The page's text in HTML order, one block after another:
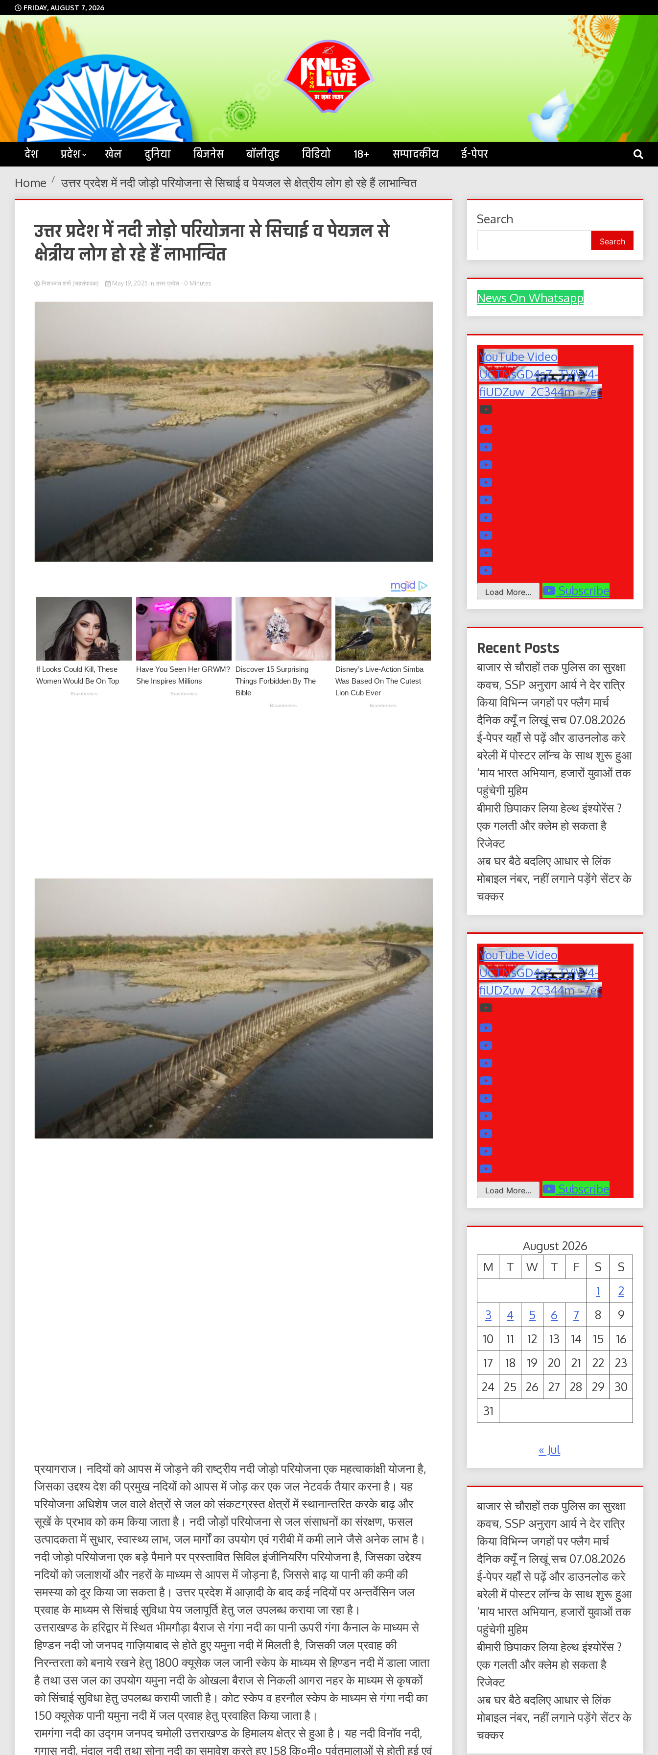
Skip
to
content
FRIDAY, AUGUST 7, 2026
KNLS LIVE
देश प्रदेश खेल दुनिया बिजनेस बॉलीवुड विडियो 18+ सम्पादकीय ई-पेपर
Home उत्तर प्रदेश में नदी जोड़ो परियोजना से सिचाई व पेयजल से क्षेत्रीय लोग हो रहे हैं लाभान्वित
उत्तर प्रदेश में नदी जोड़ो परियोजना से सिचाई व पेयजल से
क्षेत्रीय लोग हो रहे हैं लाभान्वित
निशाकांत शर्मा (सहसंपादक) May 19, 2025 in उत्तर प्रदेश - 0 Minutes
प्रयागराज। नदियों को आपस में जोड़ने की राष्ट्रीय नदी जोड़ो परियोजना एक महत्वाकांक्षी योजना है,
जिसका उद्दश्य देश की प्रमुख नदियों को आपस में जोड़ कर एक जल नेटवर्क तैयार करना है। यह
परियोजना अधिशेष जल वाले क्षेत्रों से जल को संकटग्रस्त क्षेत्रों में स्थानान्तरित करके बाढ़ और
सूखें के प्रभाव को कम किया जाता है। नदी जोेेड़ों परियोजना से जल संसाधनों का संरक्षण, फसल
उत्पादकता में सुधार, स्वास्थ्य लाभ, जल मार्गों का उपयोग एवं गरीबी में कमी लाने जैसे अनेक लाभ है।
नदी जोड़ो परियोजना एक बड़े पैमाने पर प्रस्तावित सिविल इंजीनियरिंग परियोजना है, जिसका उद्देश्य
नदियों को जलाशयों और नहरों के माध्यम से आपस में जोड़ना है, जिससे बाढ़ या पानी की कमी की
समस्या को दूर किया जा सकता है। उत्तर प्रदेश में आज़ादी के बाद कई नदियों पर अन्तर्वेसिन जल
प्रवाह के माध्यम से सिंचाई सुविधा पेय जलापूर्ति हेतु जल उपलब्ध कराया जा रहा है।
उत्तराखण्ड के हरिद्वार में स्थित भीमगौड़ा बैराज से गंगा नदी का पानी ऊपरी गंगा कैनाल के माध्यम से
हिण्डन नदी जो जनपद गाज़ियाबाद से होते हुए यमुना नदी में मिलती है, जिसकी जल प्रवाह की
निरन्तरता को बनाये रखने हेतु 1800 क्यूसेक जल जानी स्केप के माध्यम से हिण्डन नदी में डाला जाता
है तथा उस जल का उपयोग यमुना नदी के ओखला बैराज से निकली आगरा नहर के माध्यम से कृषकों
को सिंचाई सुविधा हेतु उपलब्ध करायी जाती है। कोट स्केप व हरनौल स्केप के माध्यम से गंगा नदी का
150 क्यूसेक पानी यमुना नदी में जल प्रवाह हेतु प्रवाहित किया जाता है।
रामगंगा नदी का उद्गम जनपद चमोली उत्तराखण्ड के हिमालय क्षेत्र से हुआ है। यह नदी विनॉव नदी,
गगास नदी, मंदाल नदी तथा सोना नदी का समावेश करते हुए 158 कि०मी० पर्वतमालाओं से होती हुई एवं
Search
Search
News On Whatsapp
YouTube Video
UCTNsGD4sZ_TVjW4-
fiUDZuw_2C344m_-7ec
Load More... Subscribe
Recent Posts
बाजार से चौराहों तक पुलिस का सुरक्षा
कवच, SSP अनुराग आर्य ने देर रात्रि
किया विभिन्न जगहों पर फ्लैग मार्च
दैनिक क्यूँ न लिखूं सच 07.08.2026
ई-पेपर यहाँ से पढ़ें और डाउनलोड करे
बरेली में पोस्टर लॉन्च के साथ शुरू हुआ
‘माय भारत अभियान, हजारों युवाओं तक
पहुंचेगी मुहिम
बीमारी छिपाकर लिया हेल्थ इंश्योरेंस ?
एक गलती और क्लेम हो सकता है
रिजेक्ट
अब घर बैठे बदलिए आधार से लिंक
मोबाइल नंबर, नहीं लगाने पड़ेंगे सेंटर के
चक्कर
YouTube Video
UCTNsGD4sZ_TVjW4-
fiUDZuw_2C344m_-7ec
Load More... Subscribe
August 2026
M
T W T F S
S
1
2
3
4 5 6 7 8
9
10
11 12 13 14 15
16
17
18 19 20 21 22
23
24
25 26 27 28 29
30
31
« Jul
बाजार से चौराहों तक पुलिस का सुरक्षा
कवच, SSP अनुराग आर्य ने देर रात्रि
किया विभिन्न जगहों पर फ्लैग मार्च
दैनिक क्यूँ न लिखूं सच 07.08.2026
ई-पेपर यहाँ से पढ़ें और डाउनलोड करे
बरेली में पोस्टर लॉन्च के साथ शुरू हुआ
‘माय भारत अभियान, हजारों युवाओं तक
पहुंचेगी मुहिम
बीमारी छिपाकर लिया हेल्थ इंश्योरेंस ?
एक गलती और क्लेम हो सकता है
रिजेक्ट
अब घर बैठे बदलिए आधार से लिंक
मोबाइल नंबर, नहीं लगाने पड़ेंगे सेंटर के
चक्कर